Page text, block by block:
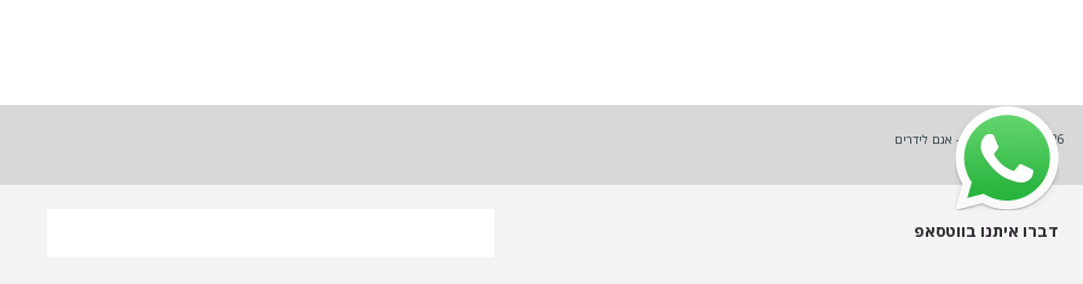
דברו איתנו בווטסאפ
Copyright © 2026 - אגם לידרים